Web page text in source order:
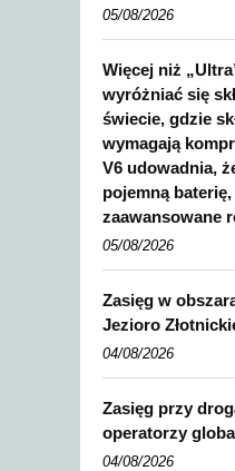
05/08/2026
Więcej niż
wyróżniać się
świecie, gdzie
wymagają
V6 udowadnia,
pojemną
zaawansowane
05/08/2026
Zasięg w
Jezioro
04/08/2026
Zasięg przy
operatorzy
04/08/2026